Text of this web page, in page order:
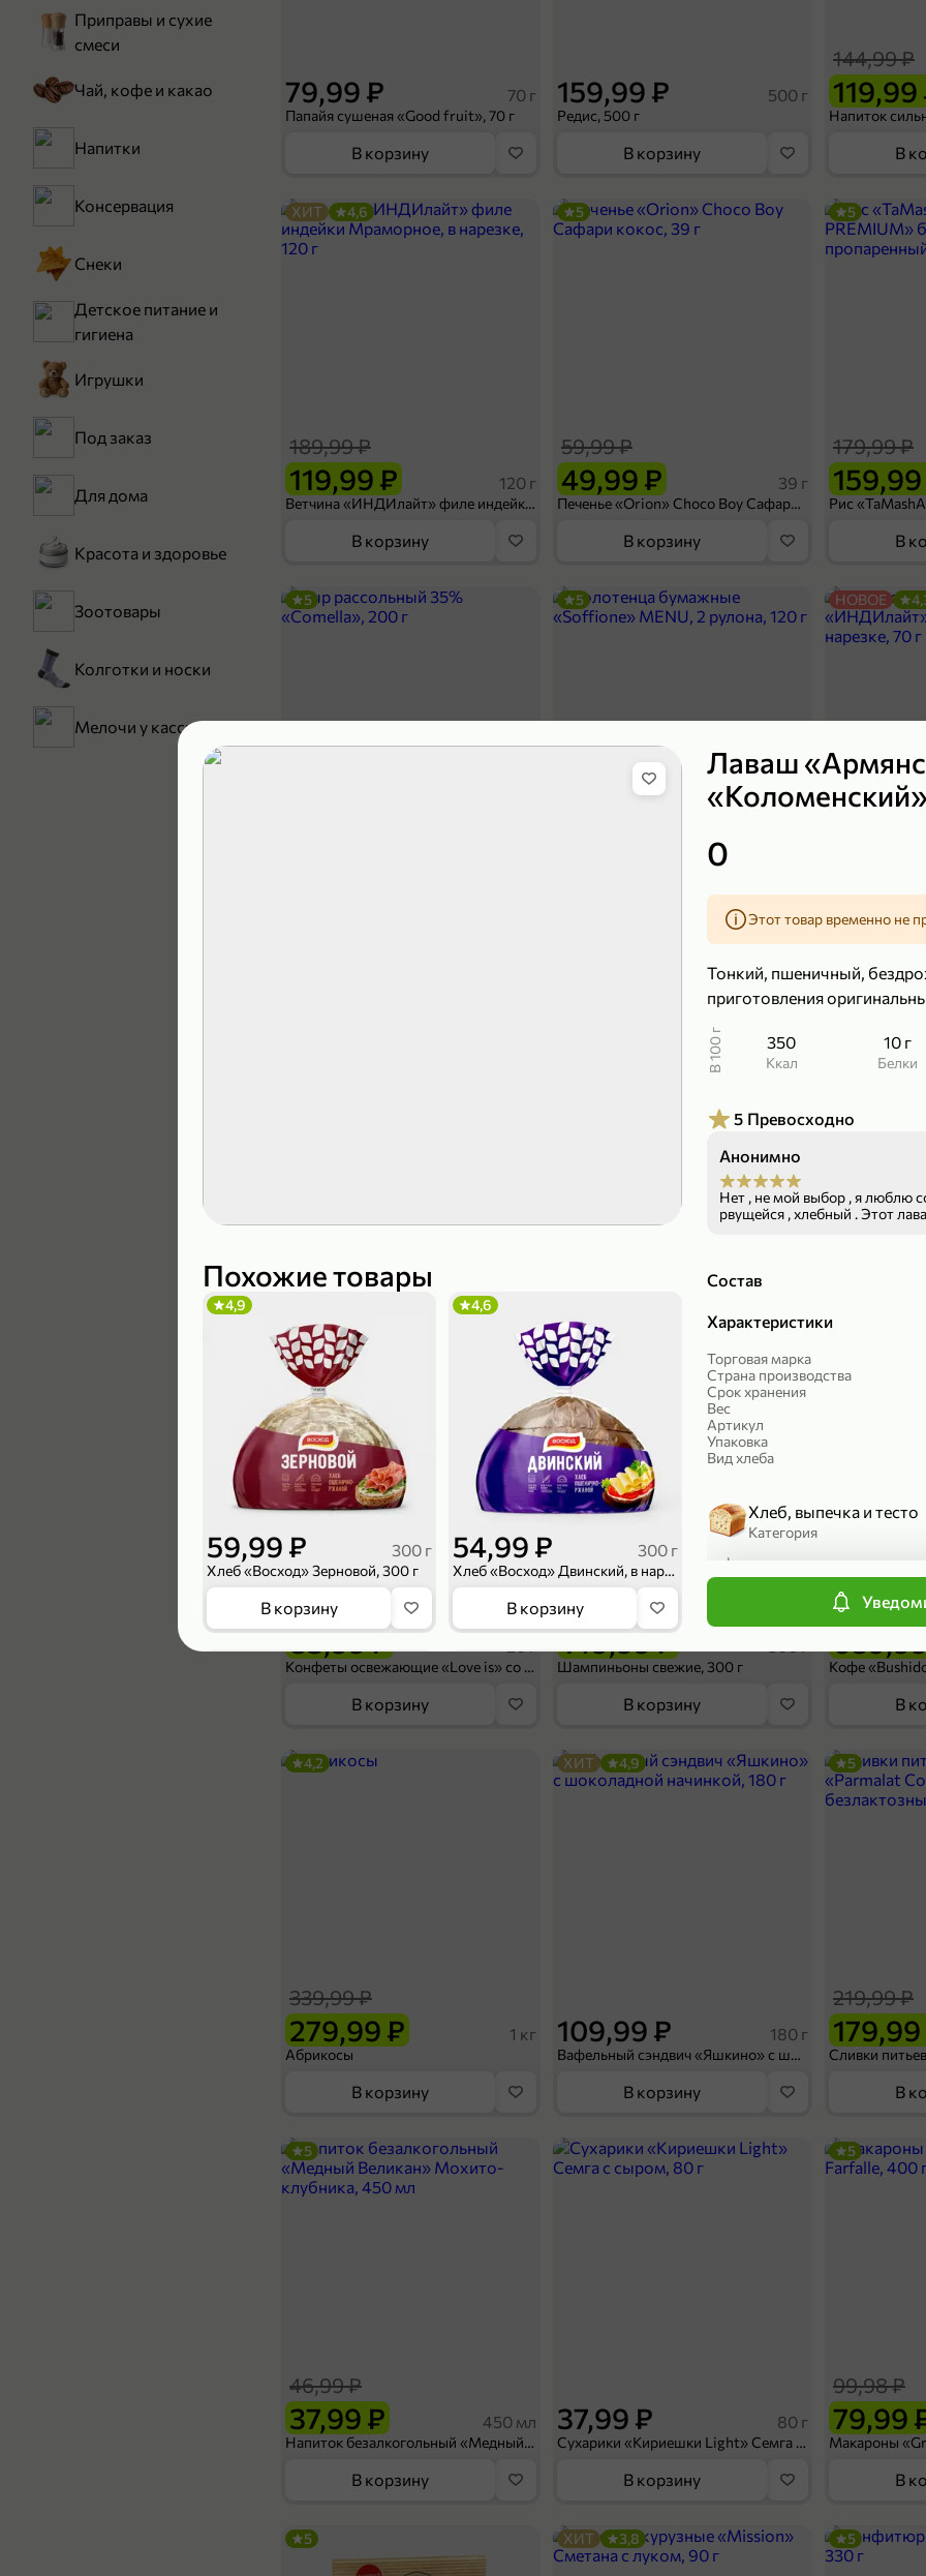
Похожие товары
59,99 ₽ 300 г
Хлеб «Восход» Зерновой, 300 г
4,9
В корзину
54,99 ₽ 300 г
Хлеб «Восход» Двинский, в нарезке, 300 г
4,6
В корзину
4,9
Лаваш
0
Этот товар временно не
Тонкий, пшеничный,
приготовления
В 100 г 350
ккал
10 г
Белки
5 Превосходно
Анонимно
Нет , не мой выбор , я люблю
рвущейся , хлебный . Этот лаваш подходит только для рулетов и
Состав
Характеристики
Торговая марка
Страна производства
Срок хранения
Вес
Артикул
Упаковка
Вид хлеба
Хлеб, выпечка и тесто
Категория
Подкатегория
Приправы и сухие
смеси
Чай, кофе и какао
Напитки
Консервация
Снеки
Детское питание и
гигиена
Игрушки
Под заказ
Для дома
Красота и здоровье
Зоотовары
Колготки и носки
Мелочи у кассы
79,99 ₽ 70 г
Папайя сушеная «Good fruit», 70 г
В корзину
159,99 ₽ 500 г
Редис, 500 г
В корзину
119,99
144,99 ₽
В
119,99 ₽
189,99 ₽
120 г
Ветчина «ИНДИлайт» филе индейки Мраморное, в нарезке, 120 г
ХИТ 4,6
В корзину
49,99 ₽
59,99 ₽
39 г
Печенье «Orion» Choco Boy Сафари кокос, 39 г
5
В корзину
179,99 ₽
5
В
5
Полотенца бумажные «Soffione» MENU, 2 рулона, 120 г
5 НОВОЕ
В
119,99 ₽ 189,99 ₽ 299,99 ₽
4,9
83,99 ₽
104,99 ₽
Конфеты освежающие «Love is» со вкусом морской соли и маракуйи, 20 г
5
В корзину
149,99 ₽
169,99 ₽
Шампиньоны свежие, 300 г
4,6
В корзину
839,99 ₽
В
279,99 ₽
339,99 ₽
1 кг
Абрикосы
4,2
В корзину
109,99 ₽ 180 г
Вафельный сэндвич «Яшкино» с шоколадной начинкой, 180 г
ХИТ 4,9
В корзину
219,99 ₽
5
В
37,99 ₽
46,99 ₽
450 мл
Напиток безалкогольный «Медный Великан» Мохито-клубника, 450 мл
5
В корзину
37,99 ₽ 80 г
Сухарики «Кириешки Light» Семга с сыром, 80 г
В корзину
79,99
99,98 ₽
5
В
5 ХИТ 3,8 5